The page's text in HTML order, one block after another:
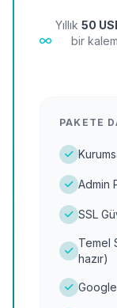
Yıllık 50
bir
PAKETE
Admin
SSL
Temel
hazır)